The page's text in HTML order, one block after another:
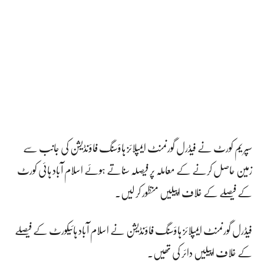
سپریم کورٹ نے فیڈرل گورنمنٹ ایمپلائز ہاؤسنگ فاؤنڈیشن کی جانب سے
زمین حاصل کرنے کے معاملہ پر فیصلہ سناتے ہوئے اسلام آباد ہائی کورٹ
کے فیصلے کے خلاف اپیلیں منظور کر لیں۔
فیڈرل گورنمنٹ ایمپلائز ہاؤسنگ فاؤنڈیشن نے اسلام آباد ہائیکورٹ کے فیصلے
کے خلاف اپیلیں دائر کی تھیں۔